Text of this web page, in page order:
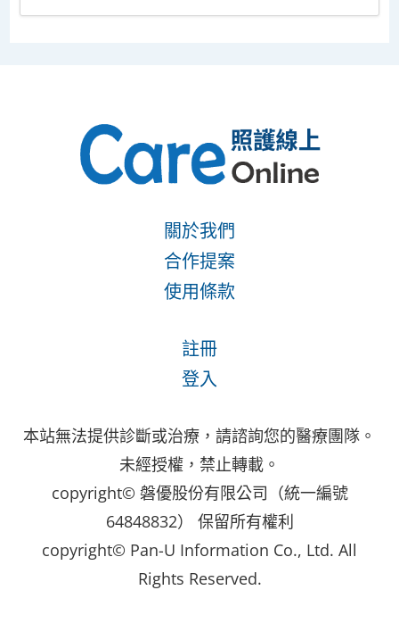
關於我們
合作提案
使用條款
註冊
登入
本站無法提供診斷或治療，請諮詢您的醫療團隊。
未經授權，禁止轉載。
copyright© 磐優股份有限公司（統一編號
64848832） 保留所有權利
copyright© Pan-U Information Co., Ltd. All
Rights Reserved.